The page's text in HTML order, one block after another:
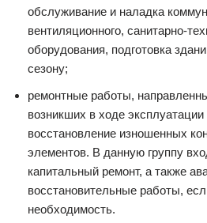
обслуживание и наладка
вентиляционного, санитарно-
оборудования, подготовка
сезону;
ремонтные работы,
возникших в ходе
восстановление изношенных
элементов. В данную группу
капитальный ремонт, а также
восстановительные работы,
необходимость.